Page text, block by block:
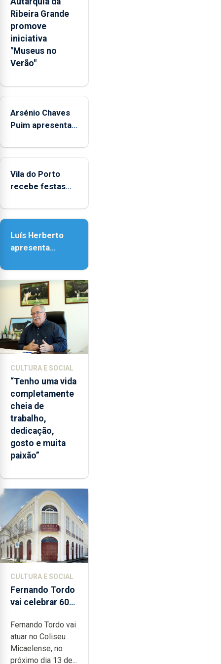
pessoais,
emocionais
e
sociais
junto
das
Ribeira Grande
promove
iniciativa
"Museus no
Verão"
Arsénio Chaves
Puim apresenta
Biblioteca de Vila
Vila do Porto
recebe festas
Nossa Senhora
Luís Herberto
apresenta
Paisagem’
CULTURA E SOCIAL
“Tenho uma vida
completamente
cheia de
trabalho,
dedicação,
gosto e muita
paixão”
CULTURA E SOCIAL
Fernando Tordo
vai celebrar 60
no Coliseu
Micaelense
Fernando Tordo vai
atuar no Coliseu
Micaelense, no
próximo dia 13 de...